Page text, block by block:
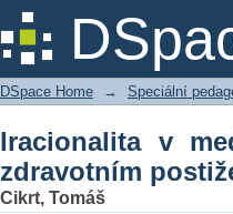
Iracionalita v
DSpace Home → Speciální
Iracionalita v
zdravotním
Cikrt, Tomáš